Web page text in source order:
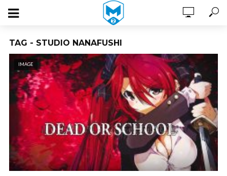
TAG - STUDIO NANAFUSHI
IMAGE